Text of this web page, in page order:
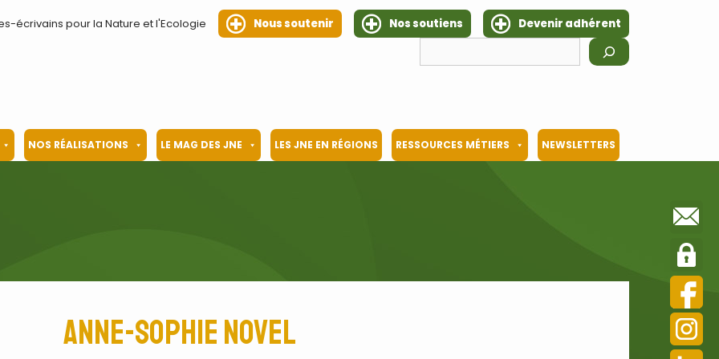
écrivains pour la Nature et l'Ecologie Nous soutenir Nos soutiens
Devenir adhérent
NOS RÉALISATIONS LE MAG DES JNE LES JNE EN RÉGIONS RESSOURCES MÉTIERS NEWSLETTERS
Anne-Sophie Novel